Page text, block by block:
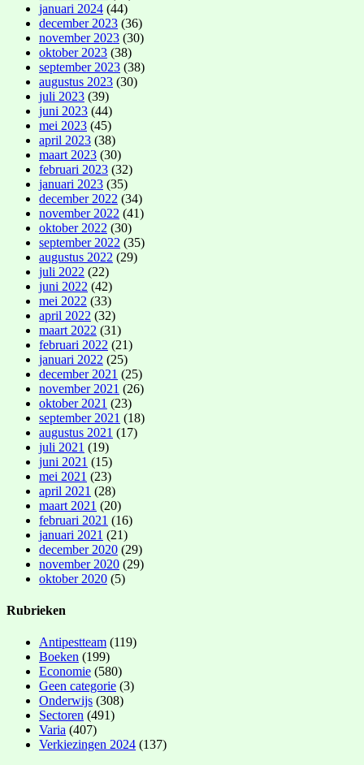
januari 2024 (44)
december 2023 (36)
november 2023 (30)
oktober 2023 (38)
september 2023 (38)
augustus 2023 (30)
juli 2023 (39)
juni 2023 (44)
mei 2023 (45)
april 2023 (38)
maart 2023 (30)
februari 2023 (32)
januari 2023 (35)
december 2022 (34)
november 2022 (41)
oktober 2022 (30)
september 2022 (35)
augustus 2022 (29)
juli 2022 (22)
juni 2022 (42)
mei 2022 (33)
april 2022 (32)
maart 2022 (31)
februari 2022 (21)
januari 2022 (25)
december 2021 (25)
november 2021 (26)
oktober 2021 (23)
september 2021 (18)
augustus 2021 (17)
juli 2021 (19)
juni 2021 (15)
mei 2021 (23)
april 2021 (28)
maart 2021 (20)
februari 2021 (16)
januari 2021 (21)
december 2020 (29)
november 2020 (29)
oktober 2020 (5)
Rubrieken
Antipestteam (119)
Boeken (199)
Economie (580)
Geen categorie (3)
Onderwijs (308)
Sectoren (491)
Varia (407)
Verkiezingen 2024 (137)